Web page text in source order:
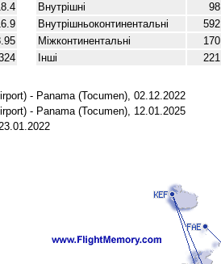
Внутрішні
98
Внутрішньоконтинентальні
592
Міжконтинентальні
170
Інші
221
- Panama (Tocumen), 02.12.2022
- Panama (Tocumen), 12.01.2025